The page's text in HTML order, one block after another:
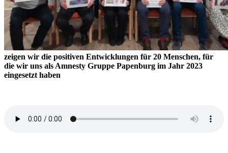
zeigen wir die positiven Entwicklungen für 20 Menschen, für
die wir uns als Amnesty Gruppe Papenburg im Jahr 2023
eingesetzt haben